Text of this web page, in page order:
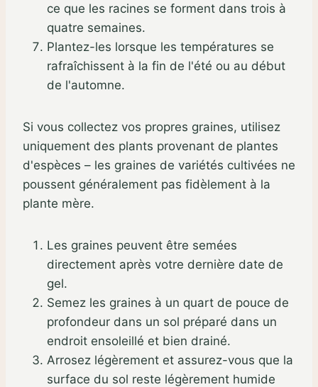
ce que les racines se forment dans trois à
quatre semaines.
Plantez-les lorsque les températures se
rafraîchissent à la fin de l'été ou au début
de l'automne.
Si vous collectez vos propres graines, utilisez
uniquement des plants provenant de plantes
d'espèces – les graines de variétés cultivées ne
poussent généralement pas fidèlement à la
plante mère.
Les graines peuvent être semées
directement après votre dernière date de
gel.
Semez les graines à un quart de pouce de
profondeur dans un sol préparé dans un
endroit ensoleillé et bien drainé.
Arrosez légèrement et assurez-vous que la
surface du sol reste légèrement humide